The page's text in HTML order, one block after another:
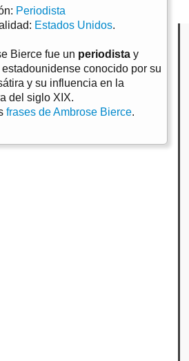
Periodista
Estados Unidos.
Bierce fue un periodista y
conocido por su
y su influencia en la
del siglo XIX.
frases de Ambrose Bierce.